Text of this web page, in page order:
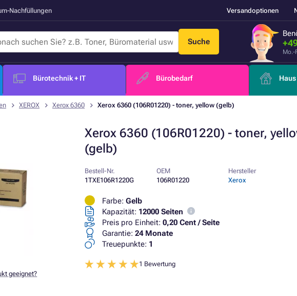
Nachfüllungen Versandoptionen
Suche
Mo.-
Bürotechnik + IT Bürobedarf
XEROX Xerox 6360 Xerox 6360 (106R01220) - toner, yellow (gelb)
Xerox 6360 (106R01220) - toner,
(gelb)
geeignet?
Bestell-Nr.
1TXE106R1220G
OEM
106R01220
Hersteller
Xerox
Farbe: Gelb
Kapazität: 12000 Seiten
Preis pro Einheit: 0,20 Cent / Seite
Garantie: 24 Monate
Treuepunkte: 1
1 Bewertung